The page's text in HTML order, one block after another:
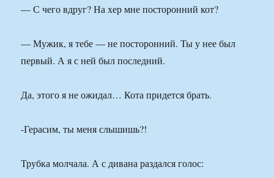
— С чего вдруг? На хер мне посторонний кот?
— Мужик, я тебе — не посторонний. Ты у нее был
первый. А я с ней был последний.
Да, этого я не ожидал… Кота придется брать.
-Герасим, ты меня слышишь?!
Трубка молчала. А с дивана раздался голос: